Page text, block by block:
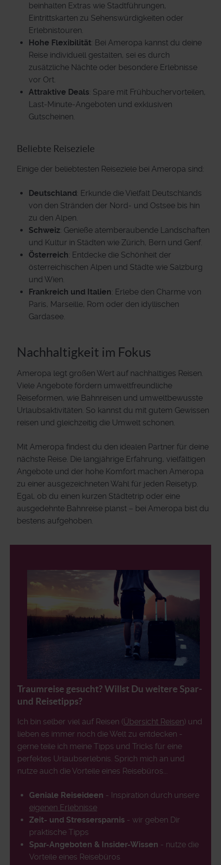
beinhalten Extras wie Stadtführungen,
Eintrittskarten zu Sehenswürdigkeiten oder
Erlebnistouren.
Hohe Flexibilität: Bei Ameropa kannst du deine
Reise individuell gestalten, sei es durch
zusätzliche Nächte oder besondere Erlebnisse
vor Ort.
Attraktive Deals: Spare mit Frühbuchervorteilen,
Last-Minute-Angeboten und exklusiven
Gutscheinen.
Beliebte Reiseziele
Einige der beliebtesten Reiseziele bei Ameropa sind:
Deutschland: Erkunde die Vielfalt Deutschlands
von den Stränden der Nord- und Ostsee bis hin
zu den Alpen.
Schweiz: Genieße atemberaubende Landschaften
und Kultur in Städten wie Zürich, Bern und Genf.
Österreich: Entdecke die Schönheit der
österreichischen Alpen und Städte wie Salzburg
und Wien.
Frankreich und Italien: Erlebe den Charme von
Paris, Marseille, Rom oder den idyllischen
Gardasee.
Nachhaltigkeit im Fokus
Ameropa legt großen Wert auf nachhaltiges Reisen.
Viele Angebote fördern umweltfreundliche
Reiseformen, wie Bahnreisen und umweltbewusste
Urlaubsaktivitäten. So kannst du mit gutem Gewissen
reisen und gleichzeitig die Umwelt schonen.
Mit Ameropa findest du den idealen Partner für deine
nächste Reise. Die langjährige Erfahrung, vielfältigen
Angebote und der hohe Komfort machen Ameropa
zu einer ausgezeichneten Wahl für jeden Reisetyp.
Egal, ob du einen kurzen Städtetrip oder eine
ausgedehnte Bahnreise planst – bei Ameropa bist du
bestens aufgehoben.
Traumreise gesucht? Willst Du weitere Spar-
und Reisetipps?
Ich bin selber viel auf Reisen (Übersicht Reisen) und
lieben es immer noch die Welt zu entdecken -
gerne teile ich meine Tipps und Tricks für eine
perfektes Urlaubserlebnis. Sprich mich an und
nutze auch die Vorteile eines Reisebüros...
Geniale Reiseideen - Inspiration durch unsere
eigenen Erlebnisse
Zeit- und Stressersparnis - wir geben Dir
praktische Tipps
Spar-Angeboten & Insider-Wissen - nutze die
Vorteile eines Reisebüros